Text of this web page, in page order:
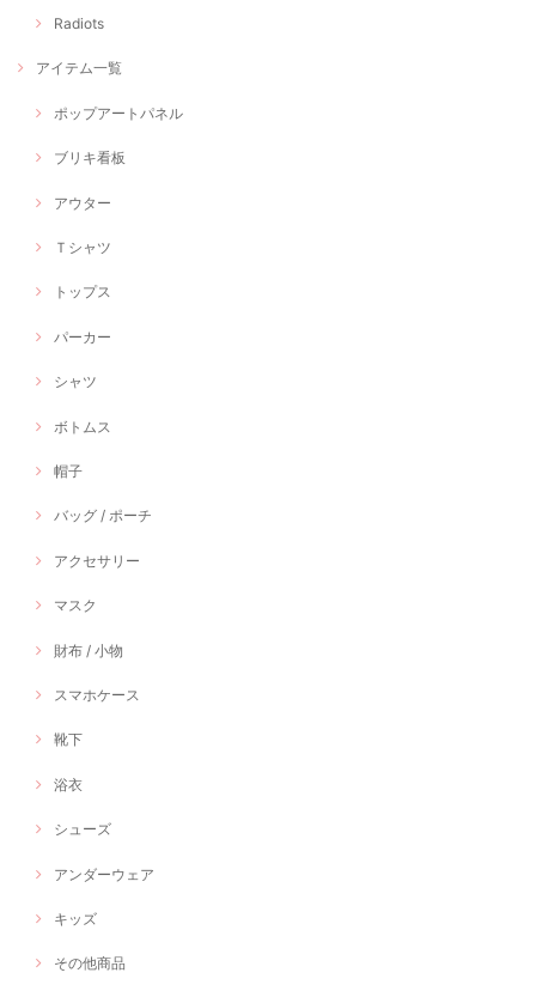
Radiots
アイテム一覧
ポップアートパネル
ブリキ看板
アウター
Ｔシャツ
トップス
パーカー
シャツ
ボトムス
帽子
バッグ / ポーチ
アクセサリー
マスク
財布 / 小物
スマホケース
靴下
浴衣
シューズ
アンダーウェア
キッズ
その他商品